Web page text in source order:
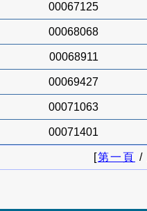
00067125
00068068
00068911
00069427
00071063
00071401
[第一頁 /